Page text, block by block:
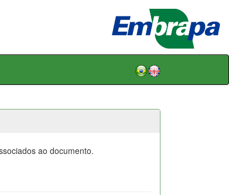
ao documento.